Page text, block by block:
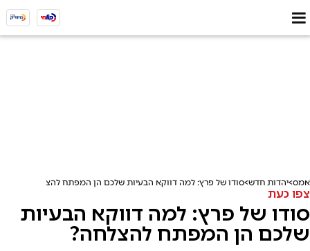
אמס יהדות חדש סודו של פרץ: למה דווקא הבעיות שלכם הן המפתח להצלחה?
צפו כעת
סודו של פרץ: למה דווקא הבעיות
שלכם הן המפתח להצלחה?